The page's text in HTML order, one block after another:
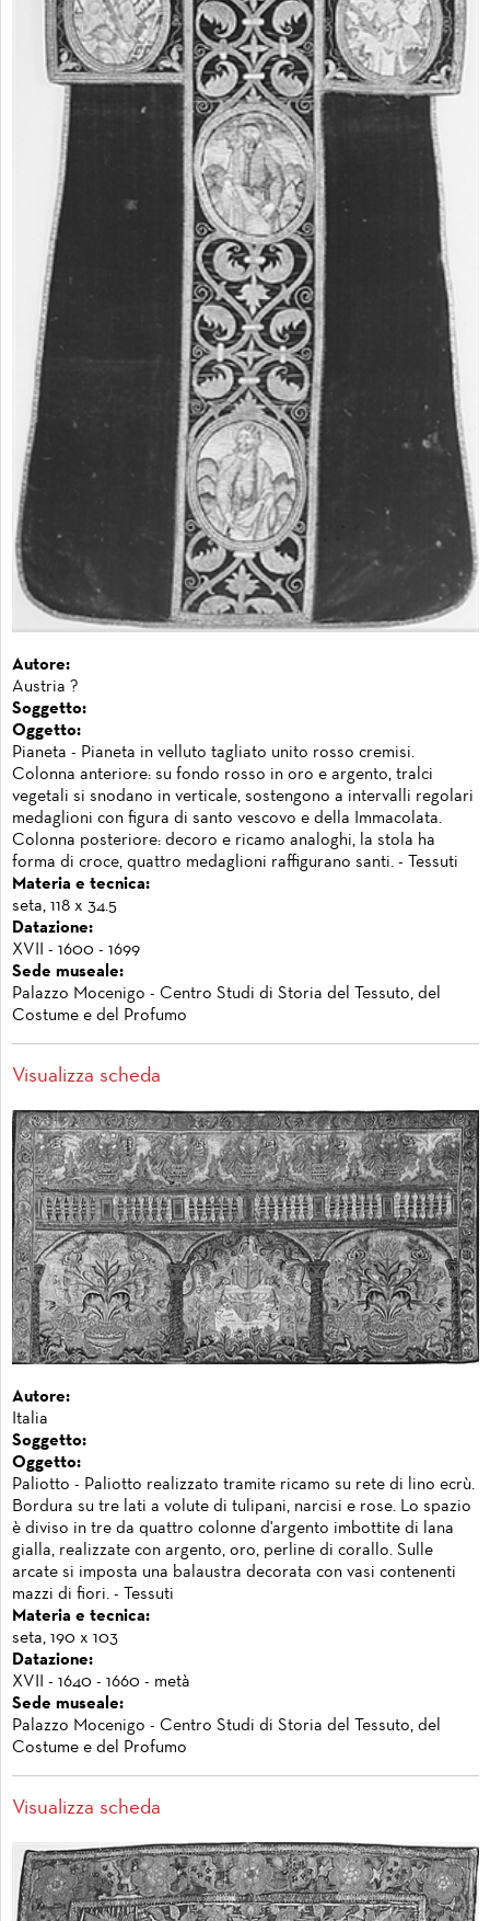
Autore:
Austria ?
Soggetto:
Oggetto:
Pianeta - Pianeta in velluto tagliato unito rosso cremisi.
Colonna anteriore: su fondo rosso in oro e argento, tralci
vegetali si snodano in verticale, sostengono a intervalli regolari
medaglioni con figura di santo vescovo e della Immacolata.
Colonna posteriore: decoro e ricamo analoghi, la stola ha
forma di croce, quattro medaglioni raffigurano santi. - Tessuti
Materia e tecnica:
seta, 118 x 34.5
Datazione:
XVII - 1600 - 1699
Sede museale:
Palazzo Mocenigo - Centro Studi di Storia del Tessuto, del
Costume e del Profumo
Visualizza scheda
Autore:
Italia
Soggetto:
Oggetto:
Paliotto - Paliotto realizzato tramite ricamo su rete di lino ecrù.
Bordura su tre lati a volute di tulipani, narcisi e rose. Lo spazio
è diviso in tre da quattro colonne d'argento imbottite di lana
gialla, realizzate con argento, oro, perline di corallo. Sulle
arcate si imposta una balaustra decorata con vasi contenenti
mazzi di fiori. - Tessuti
Materia e tecnica:
seta, 190 x 103
Datazione:
XVII - 1640 - 1660 - metà
Sede museale:
Palazzo Mocenigo - Centro Studi di Storia del Tessuto, del
Costume e del Profumo
Visualizza scheda